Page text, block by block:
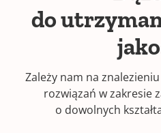
do
Zależy nam na
rozwiązań w zakresie
o dowolnych